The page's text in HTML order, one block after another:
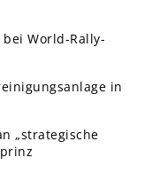
World-Rally-
in
„strategische